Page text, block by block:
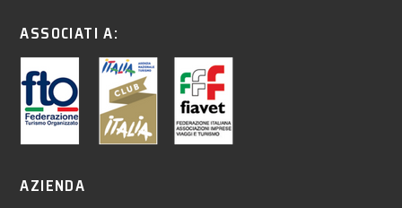
ASSOCIATI A:
AZIENDA